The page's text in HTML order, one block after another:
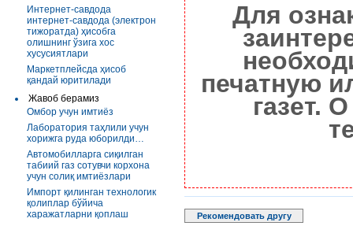
Интернет-савдода
интернет-савдода (электрон
тижоратда) ҳисобга
олишнинг ўзига хос
хусусиятлари
Маркетплейсда ҳисоб
қандай юритилади
Жавоб берамиз
Омбор учун имтиёз
Лаборатория таҳлили учун
хорижга руда юборилди…
Автомобилларга сиқилган
табиий газ сотувчи корхона
учун солиқ имтиёзлари
Импорт қилинган технологик
қолиплар бўйича
харажатларни қоплаш
Для
печатную
газет.
Рекомендовать другу